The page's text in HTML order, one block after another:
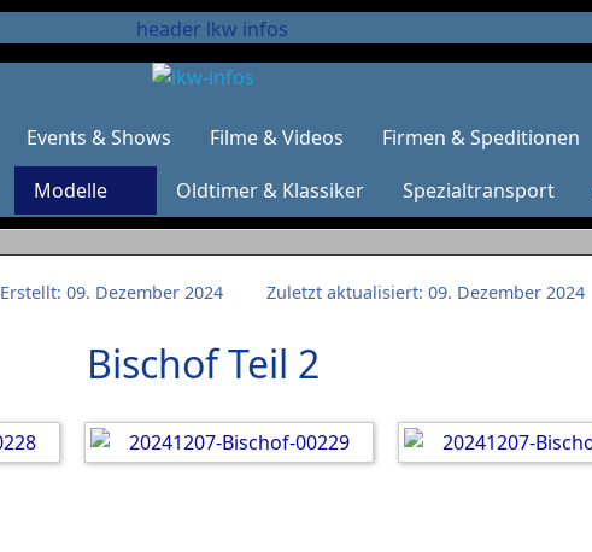
Events & Shows Filme & Videos Firmen & Speditionen
Modelle Oldtimer & Klassiker Spezialtransport
Erstellt: 09. Dezember 2024 Zuletzt aktualisiert: 09. Dezember 2024
Bischof Teil 2